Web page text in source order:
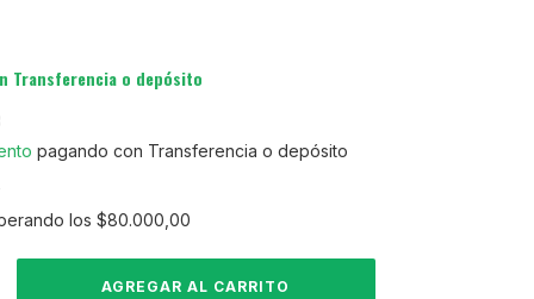
Transferencia o depósito
pagando con Transferencia o depósito
los $80.000,00